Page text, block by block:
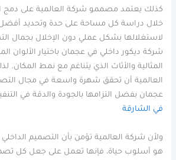
كذلك يعتمد مصممو شركة العالمية على دمج
خلال دراسة كل مساحة على حدة وتحديد أفضل
لاستغلالها بشكل عملي دون الإخلال بجمال
شركة ديكور داخلي في عجمان باختيار الألوان
المثالية والأثاث الذي يتناغم مع نمط
العالمية أن تحقق شهرة واسعة في مجال
عجمان بفضل التزامها بالجودة والدقة في
في الشارقة
ولأن شركة العالمية تؤمن بأن التصميم
هو أسلوب حياة، فإنها تعمل على جعل كل